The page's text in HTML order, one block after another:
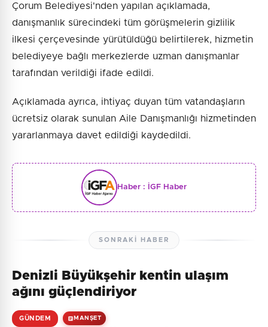
Çorum Belediyesi'nden yapılan açıklamada,
danışmanlık sürecindeki tüm görüşmelerin gizlilik
ilkesi çerçevesinde yürütüldüğü belirtilerek, hizmetin
belediyeye bağlı merkezlerde uzman danışmanlar
tarafından verildiği ifade edildi.
Açıklamada ayrıca, ihtiyaç duyan tüm vatandaşların
ücretsiz olarak sunulan Aile Danışmanlığı hizmetinden
yararlanmaya davet edildiği kaydedildi.
Haber : İGF Haber
SONRAKI HABER
Denizli Büyükşehir kentin ulaşım
ağını güçlendiriyor
GÜNDEM MANŞET